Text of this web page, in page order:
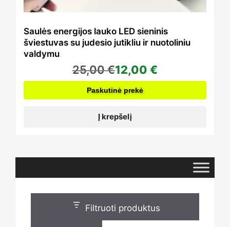
Saulės energijos lauko LED sieninis
šviestuvas su judesio jutikliu ir nuotoliniu
valdymu
25,00€12,00 €
Paskutinė prekė
Į krepšelį
Filtruoti produktus